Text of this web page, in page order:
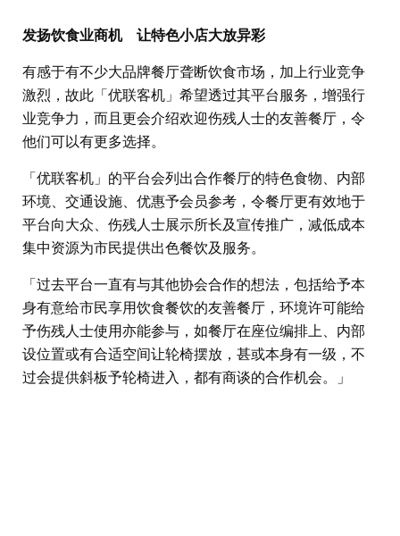
发扬饮食业商机 让特色小店大放异彩
有感于有不少大品牌餐厅聋断饮食市场，加上行业竞争
激烈，故此「优联客机」希望透过其平台服务，增强行
业竞争力，而且更会介绍欢迎伤残人士的友善餐厅，令
他们可以有更多选择。
「优联客机」的平台会列出合作餐厅的特色食物、内部
环境、交通设施、优惠予会员参考，令餐厅更有效地于
平台向大众、伤残人士展示所长及宣传推广，减低成本
集中资源为市民提供出色餐饮及服务。
「过去平台一直有与其他协会合作的想法，包括给予本
身有意给市民享用饮食餐饮的友善餐厅，环境许可能给
予伤残人士使用亦能参与，如餐厅在座位编排上、内部
设位置或有合适空间让轮椅摆放，甚或本身有一级，不
过会提供斜板予轮椅进入，都有商谈的合作机会。」